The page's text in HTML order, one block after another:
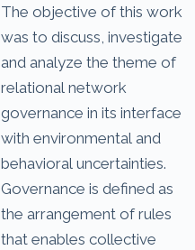
The objective of this work
was to discuss, investigate
and analyze the theme of
relational network
governance in its interface
with environmental and
behavioral uncertainties.
Governance is defined as
the arrangement of rules
that enables collective